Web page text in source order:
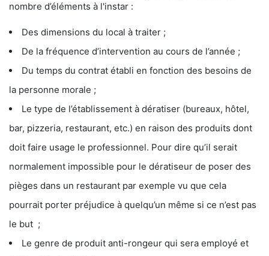
nombre d’éléments à l'instar :
Des dimensions du local à traiter ;
De la fréquence d’intervention au cours de l’année ;
Du temps du contrat établi en fonction des besoins de
la personne morale ;
Le type de l’établissement à dératiser (bureaux, hôtel,
bar, pizzeria, restaurant, etc.) en raison des produits dont
doit faire usage le professionnel. Pour dire qu’il serait
normalement impossible pour le dératiseur de poser des
pièges dans un restaurant par exemple vu que cela
pourrait porter préjudice à quelqu’un même si ce n’est pas
le but ;
Le genre de produit anti-rongeur qui sera employé et